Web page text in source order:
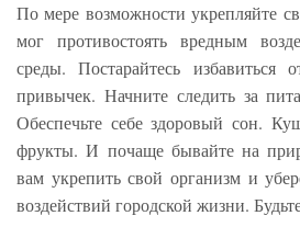
По мере возможности укрепляйте
мог противостоять вредным
среды. Постарайтесь избавиться
привычек. Начните следить за
Обеспечьте себе здоровый сон.
фрукты. И почаще бывайте на
вам укрепить свой организм и
воздействий городской жизни.